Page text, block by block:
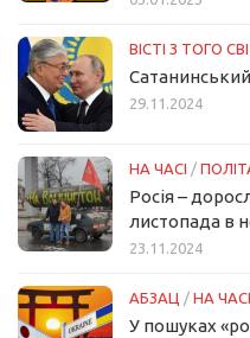
ВІСТІ З ТОГО
29.11.2024
НА ЧАСІ /
Росія –
листопада в
23.11.2024
АБЗАЦ / НА ЧАСІ
У пошуках